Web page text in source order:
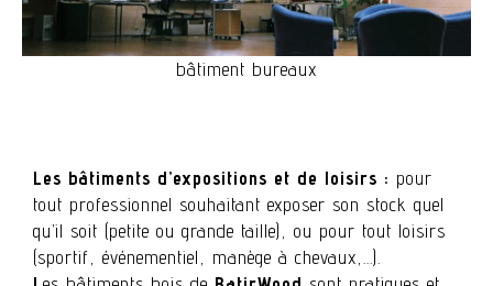
bâtiment bureaux
Les bâtiments d’expositions et de loisirs : pour
tout professionnel souhaitant exposer son stock quel
qu’il soit (petite ou grande taille), ou pour tout loisirs
(sportif, événementiel, manège à chevaux,…).